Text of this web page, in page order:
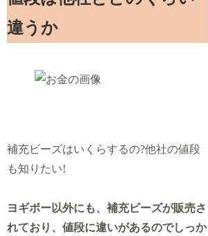
違うか
補充ビーズはいくらするの?他社の値段
も知りたい!
ヨギボー以外にも、補充ビーズが販売さ
れており、値段に違いがあるのでしっか